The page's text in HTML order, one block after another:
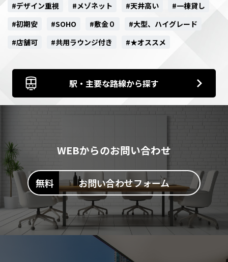
#デザイン重視
#メゾネット #天井高い
#一棟貸し
#初期安
#SOHO #敷金０
#大型、ハイグレード
#店舗可
#共用ラウンジ付き #★オススメ
駅・主要な路線から探す
WEBからのお問い合わせ
お問い合わせフォーム